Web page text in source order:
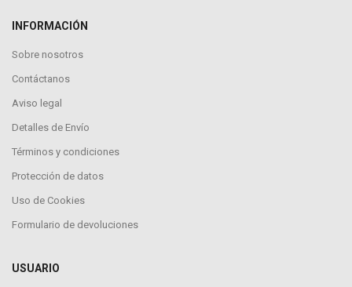
INFORMACIÓN
Sobre nosotros
Contáctanos
Aviso legal
Detalles de Envío
Términos y condiciones
Protección de datos
Uso de Cookies
Formulario de devoluciones
USUARIO